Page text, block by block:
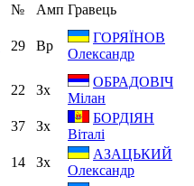
№ Амп Гравець
29 Вр
ГОРЯЇНОВ
Олександр
22 Зх
ОБРАДОВІЧ
Мілан
37 Зх
БОРДІЯН
Віталі
14 Зх
АЗАЦЬКИЙ
Олександр